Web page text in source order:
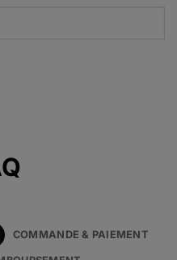
COMMANDE & PAIEMENT